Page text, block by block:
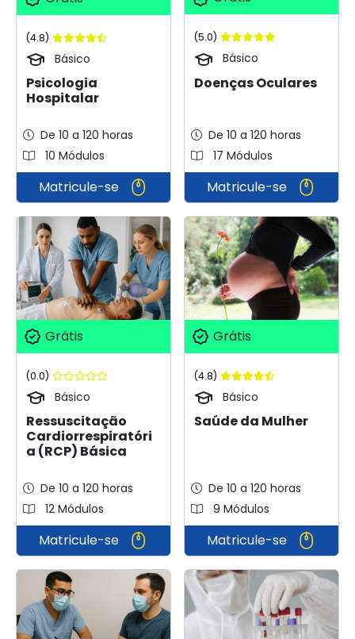
(4.8)
Básico
Psicologia
Hospitalar
De 10 a 120 horas
10 Módulos
Matricule-se
(5.0)
Básico
Doenças Oculares
De 10 a 120 horas
17 Módulos
Matricule-se
Grátis
(0.0)
Básico
Ressuscitação
Cardiorrespiratóri
a (RCP) Básica
De 10 a 120 horas
12 Módulos
Matricule-se
Grátis
(4.8)
Básico
Saúde da Mulher
De 10 a 120 horas
9 Módulos
Matricule-se